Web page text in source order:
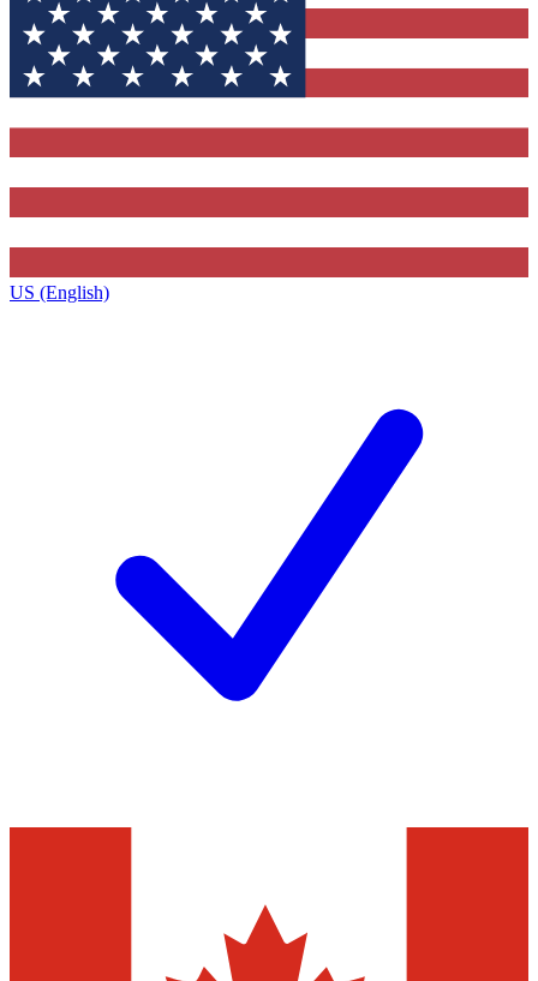
US (English)